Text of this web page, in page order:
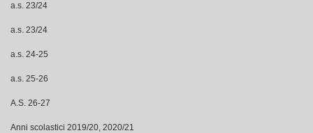
a.s. 23/24
a.s. 23/24
a.s. 24-25
a.s. 25-26
A.S. 26-27
Anni scolastici 2019/20, 2020/21